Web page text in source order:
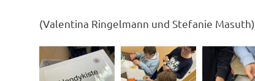
(Valentina Ringelmann und Stefanie Masuth)